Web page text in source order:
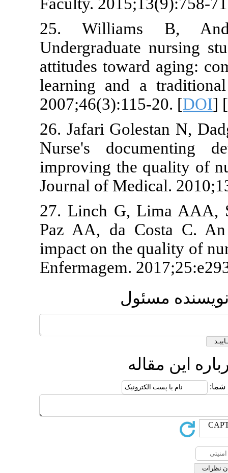
25.
attitudes
learning
26. Jafari
Nurse's
improving
Journal of
27. Linch
Paz AA, da
impact on
Enfermagem.